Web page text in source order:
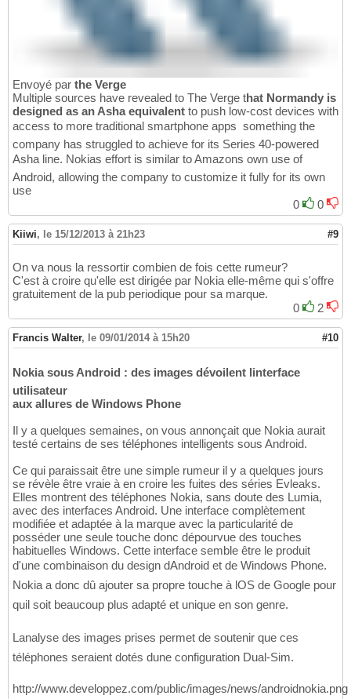
Envoyé par the Verge
Multiple sources have revealed to The Verge that Normandy is
designed as an Asha equivalent to push low-cost devices with
access to more traditional smartphone apps  something the
company has struggled to achieve for its Series 40-powered
Asha line. Nokias effort is similar to Amazons own use of
Android, allowing the company to customize it fully for its own
use
0
0
Kiiwi, le 15/12/2013 à 21h23 #9
On va nous la ressortir combien de fois cette rumeur?
C'est à croire qu'elle est dirigée par Nokia elle-même qui s'offre
gratuitement de la pub periodique pour sa marque.
0
2
Francis Walter, le 09/01/2014 à 15h20 #10
Nokia sous Android : des images dévoilent linterface
utilisateur
aux allures de Windows Phone
Il y a quelques semaines, on vous annonçait que Nokia aurait
testé certains de ses téléphones intelligents sous Android.
Ce qui paraissait être une simple rumeur il y a quelques jours
se révèle être vraie à en croire les fuites des séries Evleaks.
Elles montrent des téléphones Nokia, sans doute des Lumia,
avec des interfaces Android. Une interface complètement
modifiée et adaptée à la marque avec la particularité de
posséder une seule touche donc dépourvue des touches
habituelles Windows. Cette interface semble être le produit
d'une combinaison du design dAndroid et de Windows Phone.
Nokia a donc dû ajouter sa propre touche à lOS de Google pour
quil soit beaucoup plus adapté et unique en son genre.
Lanalyse des images prises permet de soutenir que ces
téléphones seraient dotés dune configuration Dual-Sim.
http://www.developpez.com/public/images/news/androidnokia.png